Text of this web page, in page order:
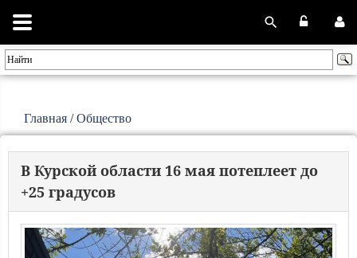
Главная /Общество
В Курской области 16 мая потеплеет до
+25 градусов